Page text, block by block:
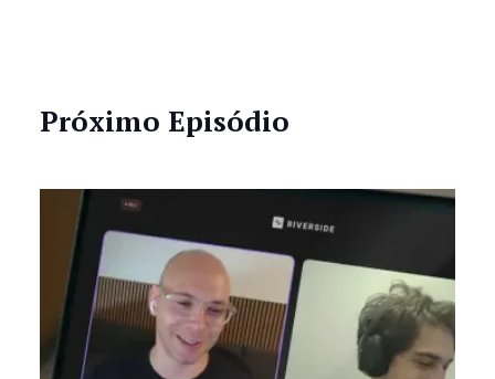
Próximo Episódio